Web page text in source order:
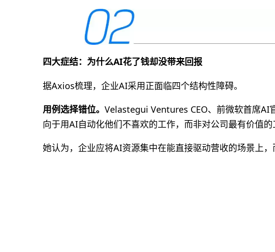
四大症结：为什么AI花了钱却没带来回报
据Axios梳理，企业AI采用正面临四个结构性障碍。
用例选择错位。 Velastegui Ventures CEO、前微软首席
向于用AI自动化他们不喜欢的工作，而非对公司最有价值的
她认为，企业应将AI资源集中在能直接驱动营收的场景上，